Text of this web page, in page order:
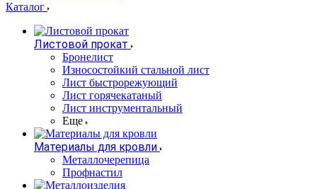
Каталог
Листовой прокат
Бронелист
Износостойкий стальной лист
Лист быстрорежующий
Лист горячекатаный
Лист инструментальный
Еще
Материалы для кровли
Металлочерепица
Профнастил